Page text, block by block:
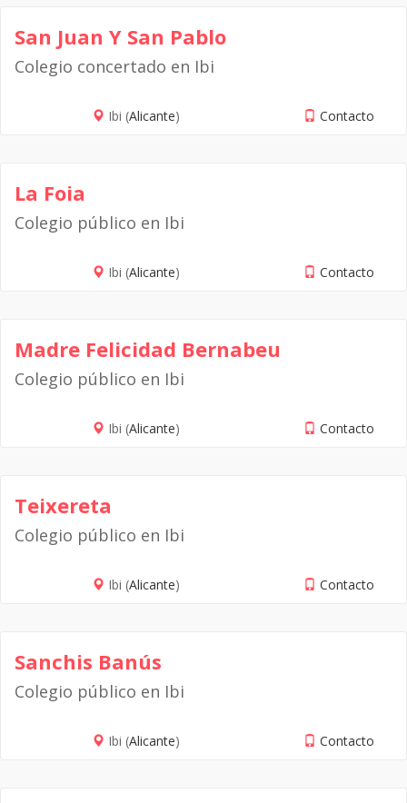
San Juan Y San Pablo
Colegio concertado en Ibi
Ibi (Alicante) Contacto
La Foia
Colegio público en Ibi
Ibi (Alicante) Contacto
Madre Felicidad Bernabeu
Colegio público en Ibi
Ibi (Alicante) Contacto
Teixereta
Colegio público en Ibi
Ibi (Alicante) Contacto
Sanchis Banús
Colegio público en Ibi
Ibi (Alicante) Contacto